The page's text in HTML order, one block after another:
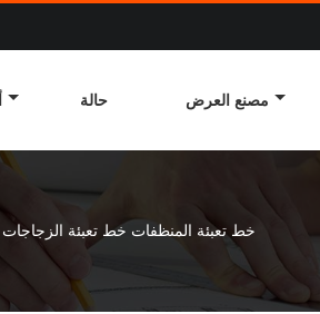
حالة مصنع العرض
خط تعبئة المنظفات خط تعبئة